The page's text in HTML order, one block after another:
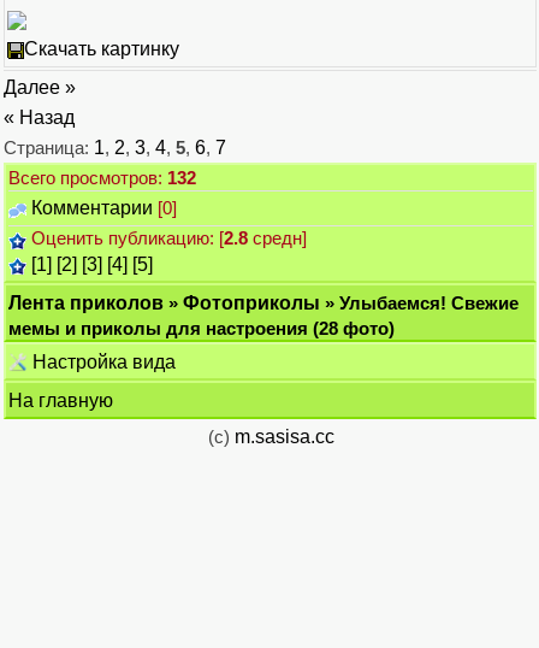
Скачать картинку
Далее »
« Назад
Страница: 1, 2, 3, 4, 5, 6, 7
Всего просмотров: 132
Комментарии [0]
Оценить публикацию: [2.8 средн]
[1] [2] [3] [4] [5]
Лента приколов » Фотоприколы » Улыбаемся! Свежие
мемы и приколы для настроения (28 фото)
Настройка вида
На главную
(c) m.sasisa.cc